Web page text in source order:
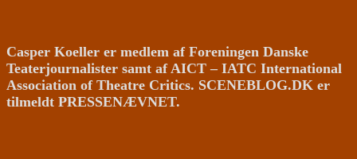
Casper Koeller er medlem af Foreningen Danske
Teaterjournalister samt af AICT – IATC International
Association of Theatre Critics. SCENEBLOG.DK er
tilmeldt PRESSENÆVNET.